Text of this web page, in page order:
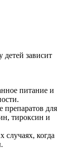
детей зависит
питание и
препаратов для
тироксин и
случаях, когда